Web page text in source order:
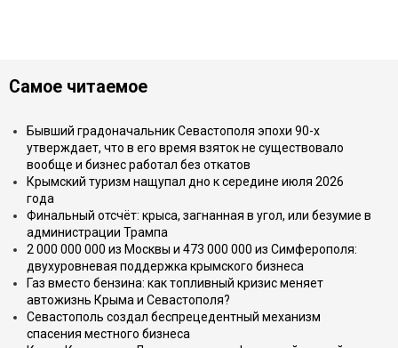
Самое читаемое
Бывший градоначальник Севастополя эпохи 90-х
утверждает, что в его время взяток не существовало
вообще и бизнес работал без откатов
Крымский туризм нащупал дно к середине июля 2026
года
Финальный отсчёт: крыса, загнанная в угол, или безумие в
администрации Трампа
2 000 000 000 из Москвы и 473 000 000 из Симферополя:
двухуровневая поддержка крымского бизнеса
Газ вместо бензина: как топливный кризис меняет
автожизнь Крыма и Севастополя?
Севастополь создал беспрецедентный механизм
спасения местного бизнеса